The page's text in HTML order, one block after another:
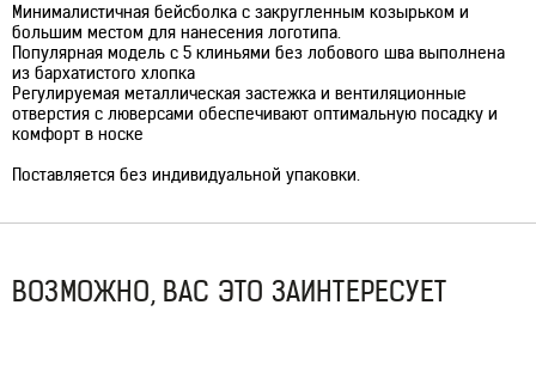
Минималистичная бейсболка с закругленным козырьком и
большим местом для нанесения логотипа.
Популярная модель с 5 клиньями без лобового шва выполнена
из бархатистого хлопка
Регулируемая металлическая застежка и вентиляционные
отверстия с люверсами обеспечивают оптимальную посадку и
комфорт в носке
Поставляется без индивидуальной упаковки.
ВОЗМОЖНО, ВАС ЭТО ЗАИНТЕРЕСУЕТ